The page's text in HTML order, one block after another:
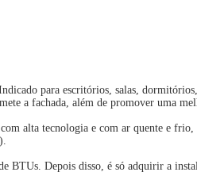
para escritórios, salas,
a fachada, além de promover uma
alta tecnologia e com ar quente e
BTUs. Depois disso, é só adquirir a